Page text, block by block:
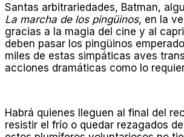
Santas arbitrariedades, Batman,
La marcha de los pingüinos, en la
gracias a la magia del cine y al
deben pasar los pingüinos
miles de estas simpáticas aves
acciones dramáticas como lo
Habrá quienes lleguen al final del
resistir el frío o quedar rezagados